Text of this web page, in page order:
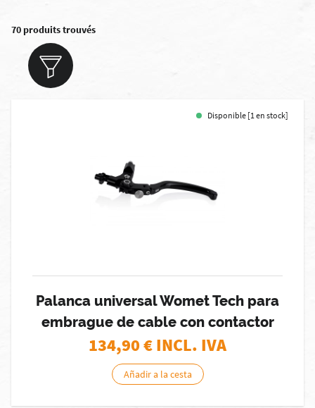
70 produits trouvés
Disponible [1 en stock]
Palanca universal Womet Tech para
embrague de cable con contactor
134,90€ INCL. IVA
Añadir a la cesta